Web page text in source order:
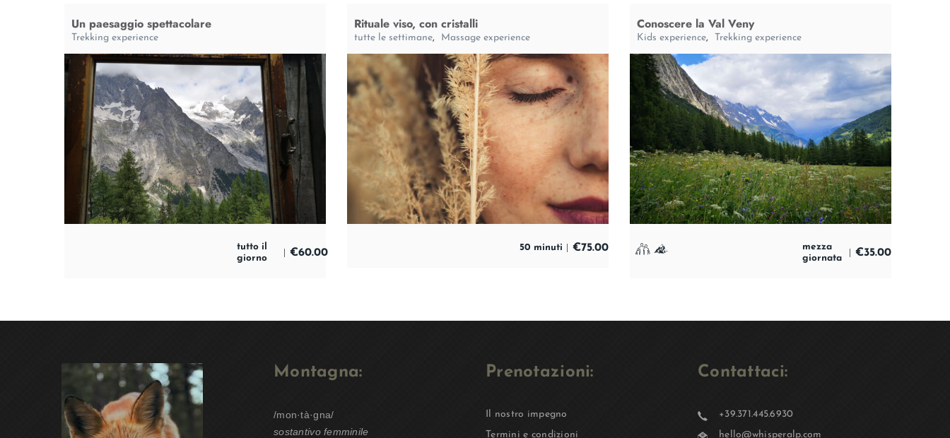
Un paesaggio spettacolare
Trekking experience
tutto il
giorno
€60.00
Rituale viso, con cristalli
tutte le settimane, Massage experience
50 minuti €75.00
Conoscere la Val Veny
Kids experience, Trekking experience
mezza
giornata
€35.00
Montagna:
/mon·tà·gna/
sostantivo femminile
Prenotazioni:
Il nostro impegno
Termini e condizioni
Contattaci:
+39.371.445.6930
hello@whisperalp.com